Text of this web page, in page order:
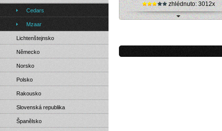
zhlédnuto: 3012x
Cedars
Mzaar
Lichtenštejnsko
Německo
Norsko
Polsko
Rakousko
Slovenská republika
Španělsko